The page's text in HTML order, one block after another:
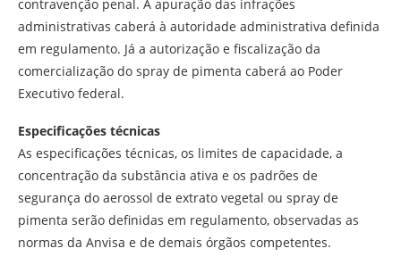
contravenção penal. A apuração das infrações
administrativas caberá à autoridade administrativa definida
em regulamento. Já a autorização e fiscalização da
comercialização do spray de pimenta caberá ao Poder
Executivo federal.
Especificações técnicas
As especificações técnicas, os limites de capacidade, a
concentração da substância ativa e os padrões de
segurança do aerossol de extrato vegetal ou spray de
pimenta serão definidas em regulamento, observadas as
normas da Anvisa e de demais órgãos competentes.